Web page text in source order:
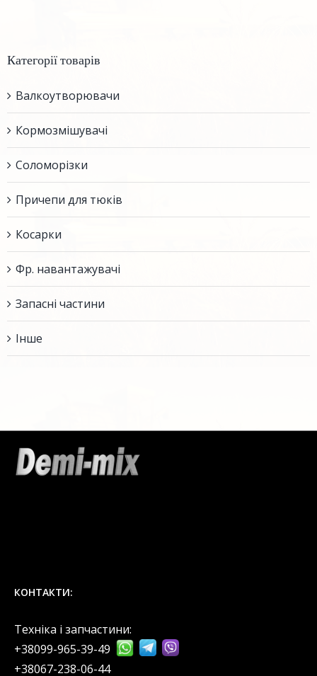
Категорії товарів
Валкоутворювачи
Кормозмішувачі
Соломорізки
Причепи для тюків
Косарки
Фр. навантажувачі
Запасні частини
Інше
КОНТАКТИ:
Техніка і запчастини:
+38099-965-39-49
‎+38067-238-06-44